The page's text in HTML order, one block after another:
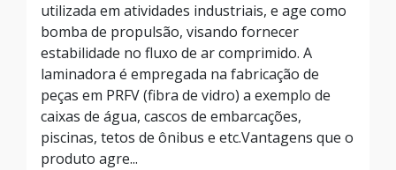
utilizada em atividades industriais, e age como
bomba de propulsão, visando fornecer
estabilidade no fluxo de ar comprimido. A
laminadora é empregada na fabricação de
peças em PRFV (fibra de vidro) a exemplo de
caixas de água, cascos de embarcações,
piscinas, tetos de ônibus e etc.Vantagens que o
produto agre...